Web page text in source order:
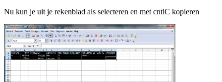
Nu kun je uit je rekenblad als selecteren en met cntlC kopieren